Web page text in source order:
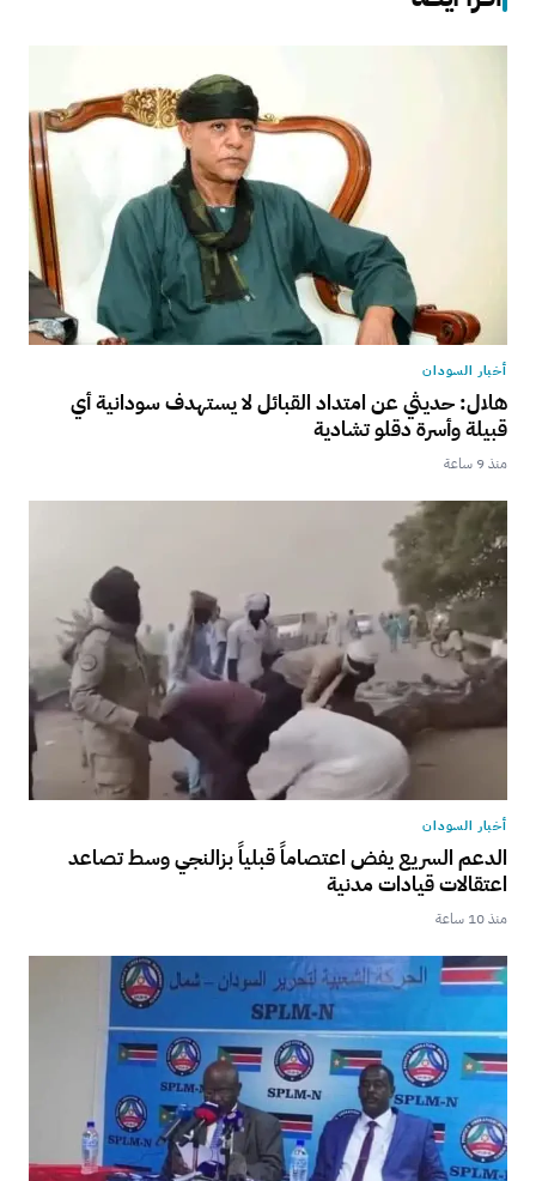
أخبار السودان
هلال: حديثي عن امتداد القبائل لا يستهدف سودانية أي
قبيلة وأسرة دقلو تشادية
منذ 9 ساعة
أخبار السودان
الدعم السريع يفض اعتصاماً قبلياً بزالنجي وسط تصاعد
اعتقالات قيادات مدنية
منذ 10 ساعة